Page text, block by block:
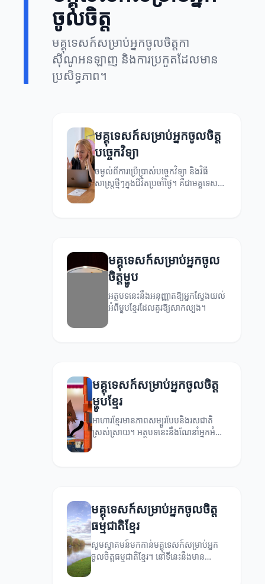
ចូលចិត្ត
មគ្គុទេសក៍សម្រាប់អ្នកចូលចិត្តកា
ស៊ីណូអនឡាញ និងការប្រកួតដែលមាន
ប្រសិទ្ធភាព។
មគ្គុទេសក៍សម្រាប់អ្នកចូលចិត្ត
បច្ចេកវិទ្យា
ចម្ងល់ពីការប្រើប្រាស់បច្ចេកវិទ្យា និងវិធី
សាស្ត្រថ្មីៗក្នុងជីវិតប្រចាំថ្ងៃ។ គឺជាមគ្គុទេសក៍
ដ៏ល្អសម្រាប់អ្នកដែលចូលចិត្តបច្ចេកវិទ្យា។
មគ្គុទេសក៍សម្រាប់អ្នកចូល
ចិត្តម្ហូប
អត្ថបទនេះនឹងអនុញ្ញាតឱ្យអ្នកស្វែងយល់
អំពីម្ហូបខ្មែរដែលគួរឱ្យសាកល្បង។
មគ្គុទេសក៍សម្រាប់អ្នកចូលចិត្ត
ម្ហូបខ្មែរ
អាហារខ្មែរមានភាពសម្បូរបែបនិងរសជាតិ
ស្រស់ស្រាយ។ អត្ថបទនេះនឹងណែនាំអ្នកអំពី
ម្ហូបខ្មែរដែលគួរអោយស្គាល់ និងរបៀប
មគ្គុទេសក៍សម្រាប់អ្នកចូលចិត្ត
ធម្មជាតិខ្មែរ
សូមស្វាគមន៍មកកាន់មគ្គុទេសក៍សម្រាប់អ្នក
ចូលចិត្តធម្មជាតិខ្មែរ។ នៅទីនេះនឹងមាន